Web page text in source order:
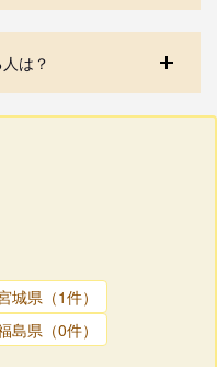
は？
城県（1件）
島県（0件）